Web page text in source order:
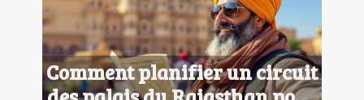
Comment planifier un circuit